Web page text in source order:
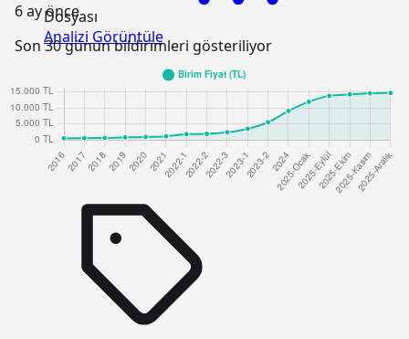
6 ay önce
Son 30 günün bildirimleri gösteriliyor
Dosyası
Analizi Görüntüle